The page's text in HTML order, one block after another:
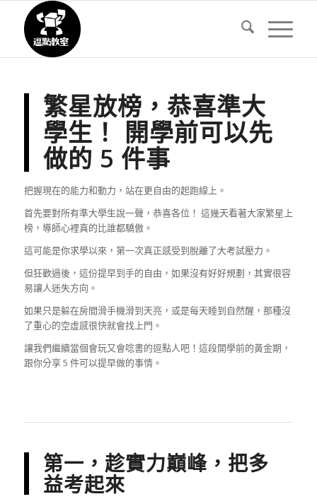
繁星放榜，恭喜準大
學生！ 開學前可以先
做的 5 件事
把握現在的能力和動力，站在更自由的起跑線上。
首先要對所有準大學生說一聲，恭喜各位！ 這幾天看著大家繁星上
榜，導師心裡真的比誰都驕傲。
這可能是你求學以來，第一次真正感受到脫離了大考試壓力。
但狂歡過後，這份提早到手的自由，如果沒有好好規劃，其實很容
易讓人迷失方向。
如果只是躲在房間滑手機滑到天亮，或是每天睡到自然醒，那種沒
了重心的空虛感很快就會找上門。
讓我們繼續當個會玩又會唸書的逗點人吧！這段開學前的黃金期，
跟你分享 5 件可以提早做的事情。
第一，趁實力巔峰，把多
益考起來